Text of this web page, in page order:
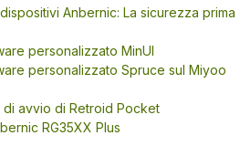
Anbernic: La sicurezza prima
personalizzato MinUI
personalizzato Spruce sul Miyoo
avvio di Retroid Pocket
RG35XX Plus